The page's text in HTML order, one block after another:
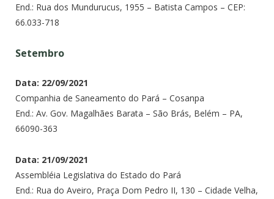
End.: Rua dos Mundurucus, 1955 – Batista Campos – CEP:
66.033-718
Setembro
Data: 22/09/2021
Companhia de Saneamento do Pará – Cosanpa
End.: Av. Gov. Magalhães Barata – São Brás, Belém – PA,
66090-363
Data: 21/09/2021
Assembléia Legislativa do Estado do Pará
End.: Rua do Aveiro, Praça Dom Pedro II, 130 – Cidade Velha,